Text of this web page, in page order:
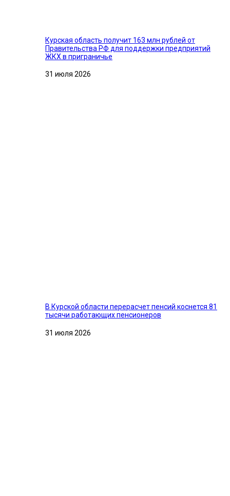
Курская область получит 163 млн рублей от
Правительства РФ для поддержки предприятий
ЖКХ в приграничье
31 июля 2026
В Курской области перерасчет пенсий коснется 81
тысячи работающих пенсионеров
31 июля 2026